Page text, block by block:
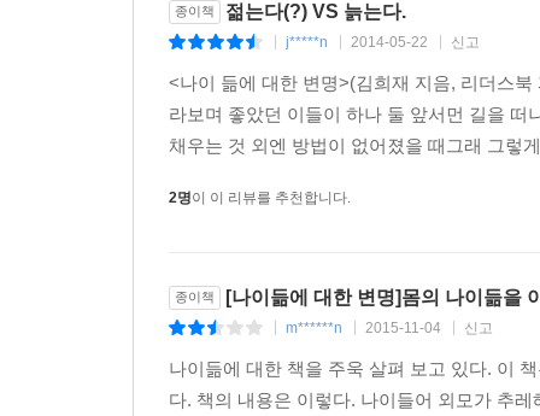
종이책 젊는다(?) VS 늙는다.
j*****n 2014-05-22 신고
<나이 듦에 대한 변명>(김희재 지음, 리더스
라보며 좋았던 이들이 하나 둘 앞서먼 길을
채우는 것 외엔 방법이 없어졌을 때그래 그렇
2명이 이 리뷰를 추천합니다.
종이책 [나이듦에 대한 변명]몸의 나이듦을
m******n 2015-11-04 신고
나이듦에 대한 책을 주욱 살펴 보고 있다. 이
다. 책의 내용은 이렇다. 나이들어 외모가 추